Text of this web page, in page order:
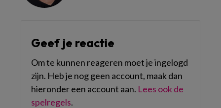
Geef je reactie
Om te kunnen reageren moet je ingelogd
zijn. Heb je nog geen account, maak dan
hieronder een account aan. Lees ook de
spelregels.